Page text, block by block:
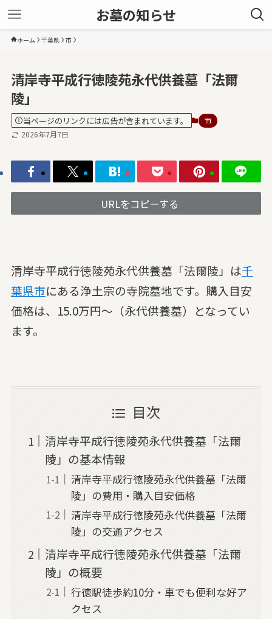
お墓の知らせ
ホーム 千葉県 市
清岸寺平成行徳陵苑永代供養墓「法爾
陵」
当ページのリンクには広告が含まれています。 市
2026年7月7日
URLをコピーする
清岸寺平成行徳陵苑永代供養墓「法爾陵」は千
葉県市にある浄土宗の寺院墓地です。購入目安
価格は、15.0万円～（永代供養墓）となってい
ます。
目次
清岸寺平成行徳陵苑永代供養墓「法爾
陵」の基本情報
清岸寺平成行徳陵苑永代供養墓「法爾
陵」の費用・購入目安価格
清岸寺平成行徳陵苑永代供養墓「法爾
陵」の交通アクセス
清岸寺平成行徳陵苑永代供養墓「法爾
陵」の概要
行徳駅徒歩約10分・車でも便利な好ア
クセス